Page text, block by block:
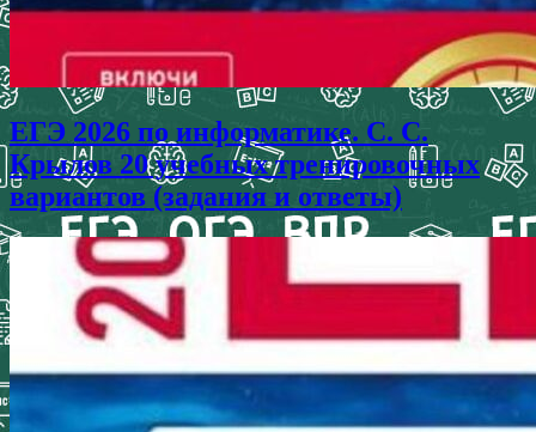
ЕГЭ 2026 по информатике. С. С.
Крылов 20 учебных тренировочных
вариантов (задания и ответы)